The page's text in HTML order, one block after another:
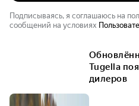
Подписываясь, я соглашаюсь на
сообщений на условиях
Tugella
дилеров